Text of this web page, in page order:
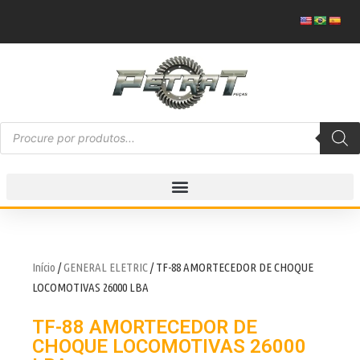
Início /GENERAL ELETRIC/ TF-88 AMORTECEDOR DE CHOQUE
LOCOMOTIVAS 26000 LBA
TF-88 AMORTECEDOR DE
CHOQUE LOCOMOTIVAS 26000